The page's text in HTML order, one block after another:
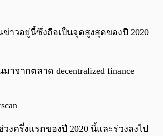
าวอยู่นี้ซึ่งถือเป็นจุดสูงสุดของปี 2020
ากตลาด decentralized finance
งครึ่งแรกของปี 2020 นี้และร่วงลงไป